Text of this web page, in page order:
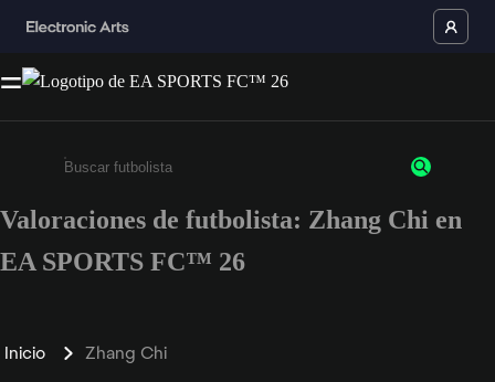
Escribe un mínimo de 3 caracteres o números.
Valoraciones de futbolista: Zhang Chi en
EA SPORTS FC™ 26
Inicio Zhang Chi